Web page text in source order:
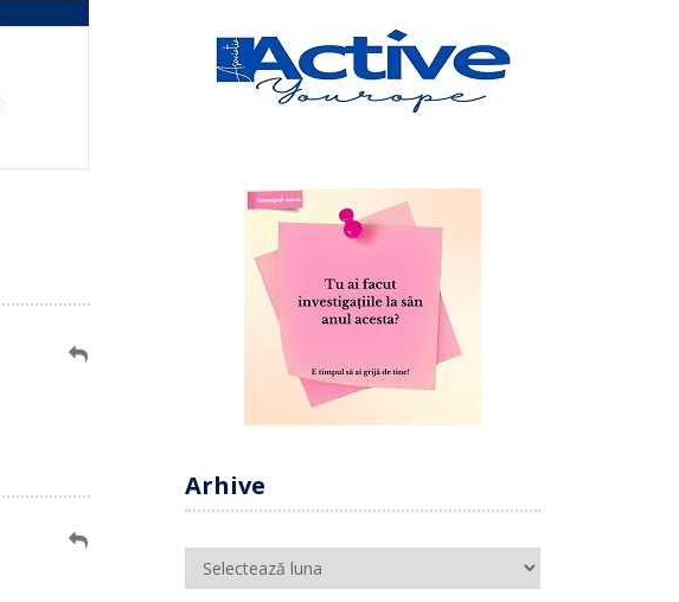
Arhive
Arhive